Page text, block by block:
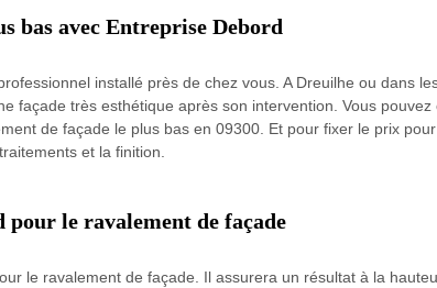
bas avec Entreprise Debord
installé près de chez vous. A Dreuilhe ou dans
façade très esthétique après son intervention. Vous
de façade le plus bas en 09300. Et pour fixer le prix
et la finition.
le ravalement de façade
le ravalement de façade. Il assurera un résultat à la